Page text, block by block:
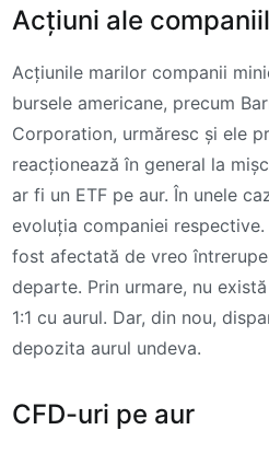
Acțiuni ale
Acțiunile marilor companii
bursele americane, precum
Corporation, urmăresc și ele
reacționează în general la
ar fi un ETF pe aur. În unele
evoluția companiei
fost afectată de vreo
departe. Prin urmare, nu
1:1 cu aurul. Dar, din nou,
depozita aurul undeva.
CFD-uri pe aur